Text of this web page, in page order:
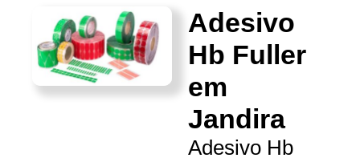
Adesivo
Hb Fuller
em
Jandira
Adesivo Hb